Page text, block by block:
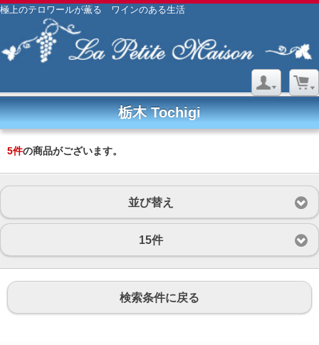
極上のテロワールが薫る ワインのある生活
栃木 Tochigi
5件の商品がございます。
並び替え
15件
検索条件に戻る